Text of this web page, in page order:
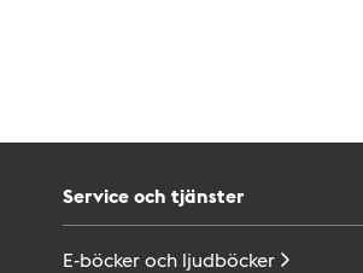
Service och tjänster
E-böcker och ljudböcker